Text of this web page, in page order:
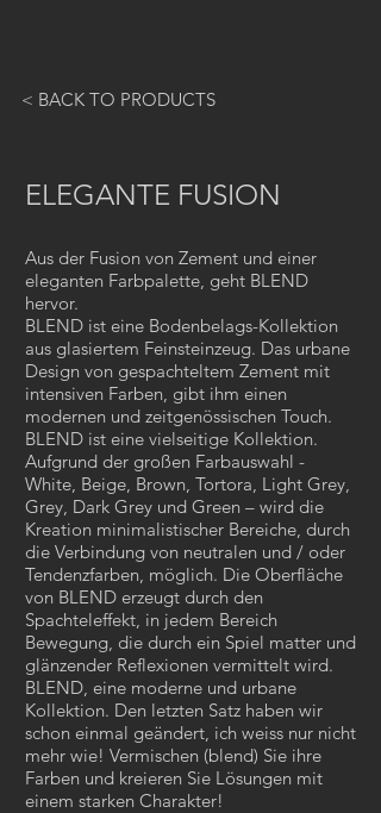
ELEGANTE FUSION
Aus der Fusion von Zement und einer
eleganten Farbpalette, geht BLEND
hervor.
BLEND ist eine Bodenbelags-Kollektion
aus glasiertem Feinsteinzeug. Das urbane
Design von gespachteltem Zement mit
intensiven Farben, gibt ihm einen
modernen und zeitgenössischen Touch.
BLEND ist eine vielseitige Kollektion.
Aufgrund der großen Farbauswahl -
White, Beige, Brown, Tortora, Light Grey,
Grey, Dark Grey und Green – wird die
Kreation minimalistischer Bereiche, durch
die Verbindung von neutralen und / oder
Tendenzfarben, möglich. Die Oberfläche
von BLEND erzeugt durch den
Spachteleffekt, in jedem Bereich
Bewegung, die durch ein Spiel matter und
glänzender Reflexionen vermittelt wird.
BLEND, eine moderne und urbane
Kollektion. Den letzten Satz haben wir
schon einmal geändert, ich weiss nur nicht
mehr wie! Vermischen (blend) Sie ihre
Farben und kreieren Sie Lösungen mit
einem starken Charakter!
< BACK TO PRODUCTS